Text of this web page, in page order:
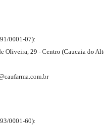
0001-07):
Oliveira, 29 - Centro (Caucaia do
0001-60):